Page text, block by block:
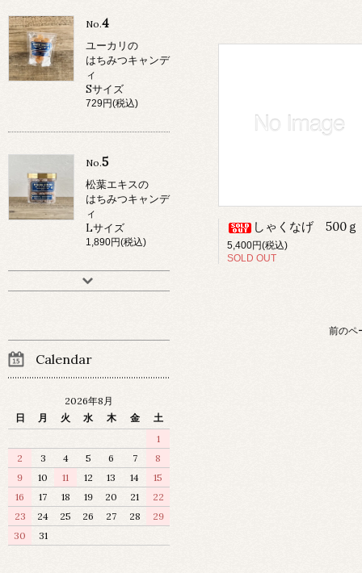
しゃくなげ 500ｇ
5,400円(税込)
SOLD OUT
前のペ
No.4
ユーカリの
はちみつキャンデ
ィ
Sサイズ
729円(税込)
No.5
松葉エキスの
はちみつキャンデ
ィ
Lサイズ
1,890円(税込)
Calendar
2026年8月
日
月 火 水 木 金
土
1
2
3 4 5 6 7
8
9
10 11 12 13 14
15
16
17 18 19 20 21
22
23
24 25 26 27 28
29
30
31